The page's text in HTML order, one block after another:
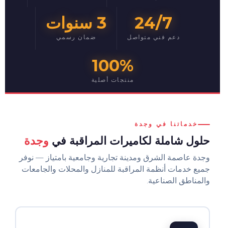
24/7
دعم فني متواصل
3 سنوات
ضمان رسمي
100%
منتجات أصلية
خدماتنا في وجدة
حلول شاملة لكاميرات المراقبة في وجدة
وجدة عاصمة الشرق ومدينة تجارية وجامعية بامتياز — نوفر
جميع خدمات أنظمة المراقبة للمنازل والمحلات والجامعات
والمناطق الصناعية.